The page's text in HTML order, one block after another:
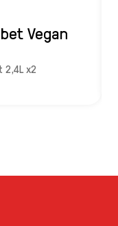
Vegan
2,4L x2